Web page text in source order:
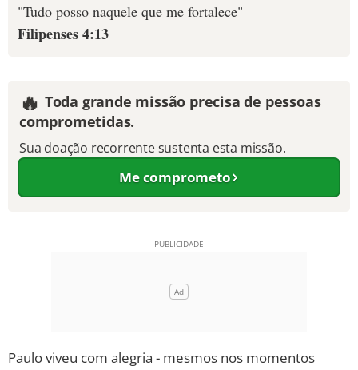
"Tudo posso naquele que me fortalece"
Filipenses 4:13
🔥 Toda grande missão precisa de pessoas
comprometidas.
Sua doação recorrente sustenta esta missão.
Me comprometo
Paulo viveu com alegria - mesmos nos momentos